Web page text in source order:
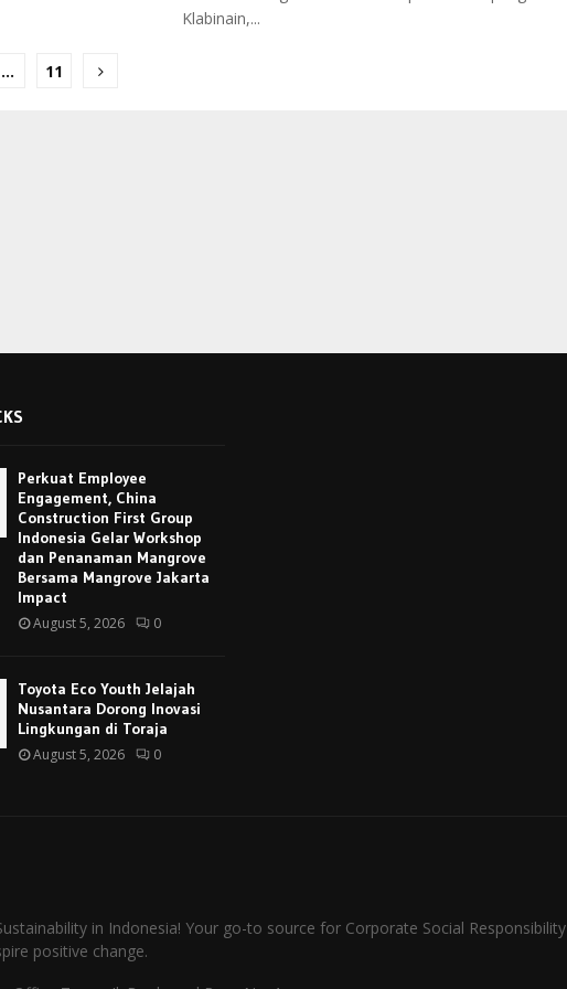
Klabinain,...
… 11
Perkuat Employee
Engagement, China
Construction First Group
Indonesia Gelar Workshop
dan Penanaman Mangrove
Bersama Mangrove Jakarta
Impact
August 5, 2026 0
Toyota Eco Youth Jelajah
Nusantara Dorong Inovasi
Lingkungan di Toraja
August 5, 2026 0
in Indonesia! Your go-to source for Corporate Social Responsibility
positive change.